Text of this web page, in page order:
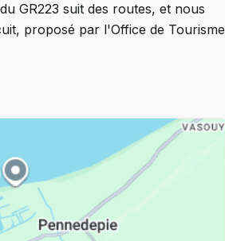
GR223 suit des routes, et nous
proposé par l'Office de Tourisme